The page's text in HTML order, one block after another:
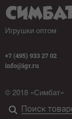
Игрушки оптом
+7 (495) 933 27 02
info@igr.ru
© 2018 «Симбат»